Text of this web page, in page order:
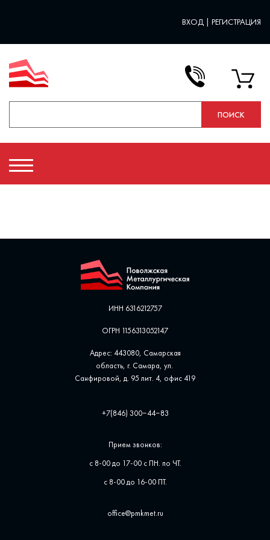
ВХОД | РЕГИСТРАЦИЯ
ИНН 6316212757
ОГРН 1156313052147
Адрес: 443080, Самарская
область, г. Самара, ул. ​
Санфировой, д. 95 лит. 4, офис ​419
+7(846) 300‒44‒83
Прием звонков:
с 8-00 до 17-00 с ПН. по ЧТ.
с 8-00 до 16-00 ПТ.
office@pmkmet.ru